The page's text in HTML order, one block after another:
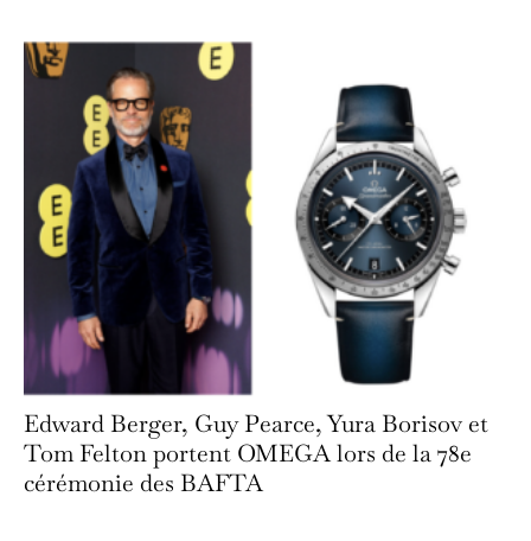
Edward Berger, Guy Pearce, Yura Borisov et
Tom Felton portent OMEGA lors de la 78e
cérémonie des BAFTA